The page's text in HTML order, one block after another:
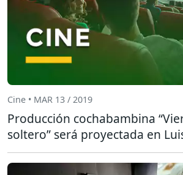
Cine • MAR 13 / 2019
Producción cochabambina
soltero” será proyectada en